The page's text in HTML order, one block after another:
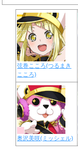
弦巻こころ(つるまき
こころ)
奥沢美咲(ミッシェル)